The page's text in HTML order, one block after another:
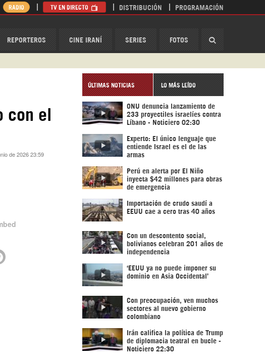
REPORTEROS CINE IRANÍ SERIES FOTOS
RADIO TV EN DIRECTO DISTRIBUCIÓN PROGRAMACIÓN
con el
de 2026 23:59
ÚLTIMAS NOTICIAS LO MÁS LEÍDO
ONU denuncia lanzamiento de
233 proyectiles israelíes contra
Líbano - Noticiero 02:30
Experto: El único lenguaje que
entiende Israel es el de las
armas
Perú en alerta por El Niño
inyecta $42 millones para obras
de emergencia
Importación de crudo saudí a
EEUU cae a cero tras 40 años
Con un descontento social,
bolivianos celebran 201 años de
independencia
‘EEUU ya no puede imponer su
dominio en Asia Occidental’
Con preocupación, ven muchos
sectores al nuevo gobierno
colombiano
Irán califica la política de Trump
de diplomacia teatral en bucle -
Noticiero 22:30